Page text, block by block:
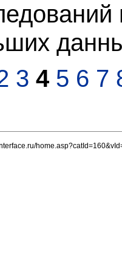
3 4 5 6 7